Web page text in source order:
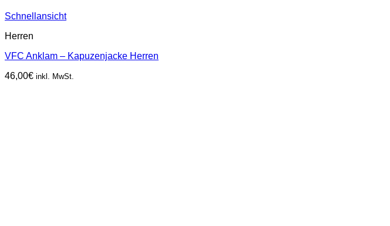
Schnellansicht
Herren
VFC Anklam – Kapuzenjacke Herren
46,00€ inkl. MwSt.